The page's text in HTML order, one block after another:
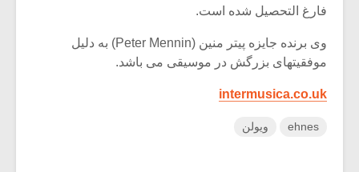
فارغ التحصیل شده است.
وی برنده جایزه پیتر منین (Peter Mennin) به دلیل
موفقیتهای بزرگش در موسیقی می باشد.
intermusica.co.uk
ehnes ویولن